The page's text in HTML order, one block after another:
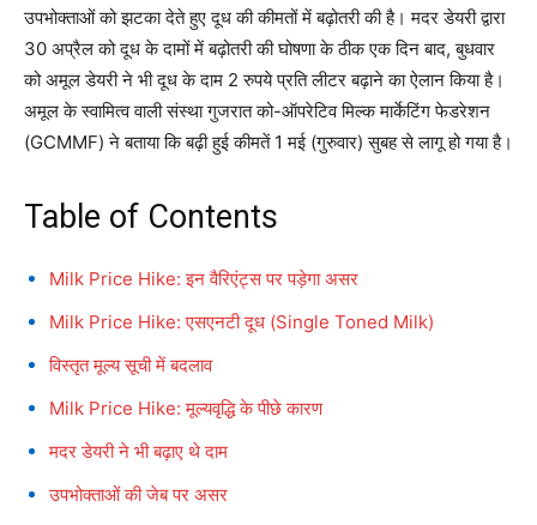
उपभोक्ताओं को झटका देते हुए दूध की कीमतों में बढ़ोतरी की है। मदर डेयरी द्वारा
30 अप्रैल को दूध के दामों में बढ़ोतरी की घोषणा के ठीक एक दिन बाद, बुधवार
को अमूल डेयरी ने भी दूध के दाम 2 रुपये प्रति लीटर बढ़ाने का ऐलान किया है।
अमूल के स्वामित्व वाली संस्था गुजरात को-ऑपरेटिव मिल्क मार्केटिंग फेडरेशन
(GCMMF) ने बताया कि बढ़ी हुई कीमतें 1 मई (गुरुवार) सुबह से लागू हो गया है।
Table of Contents
Milk Price Hike: इन वैरिएंट्स पर पड़ेगा असर
Milk Price Hike: एसएनटी दूध (Single Toned Milk)
विस्तृत मूल्य सूची में बदलाव
Milk Price Hike: मूल्यवृद्धि के पीछे कारण
मदर डेयरी ने भी बढ़ाए थे दाम
उपभोक्ताओं की जेब पर असर